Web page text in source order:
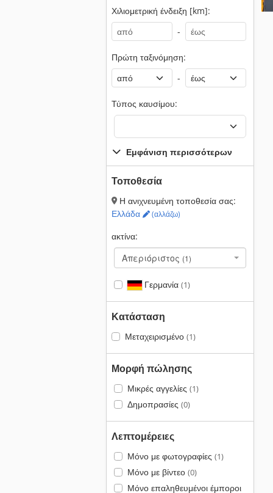
Χιλιομετρική ένδειξη [km]:
-
Πρώτη ταξινόμηση:
-
Τύπος καυσίμου:
Εμφάνιση περισσότερων
Τοποθεσία
Η ανιχνευμένη τοποθεσία σας:
Ελλάδα
(αλλάζω)
ακτίνα:
Απεριόριστος (1)
Γερμανία (1)
Κατάσταση
Μεταχειρισμένο (1)
Μορφή πώλησης
Μικρές αγγελίες (1)
Δημοπρασίες (0)
Λεπτομέρειες
Μόνο με φωτογραφίες (1)
Μόνο με βίντεο (0)
Μόνο επαληθευμένοι έμποροι